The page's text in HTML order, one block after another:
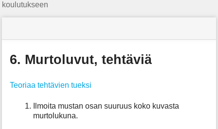
koulutukseen
status
indicator
täällä:
»
»
»
Murtoluvut,
tehtäviä
Sivutyökalut
m
t
6. Murtoluvut, tehtäviä
Teoriaa tehtävien tueksi
Ilmoita mustan osan suuruus koko kuvasta
murtolukuna.